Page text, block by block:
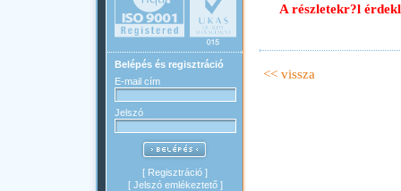
Belépés és regisztráció
E-mail cím
Jelszó
[ Regisztráció ]
[ Jelszó emlékeztető]
A részletekr?l
<< vissza